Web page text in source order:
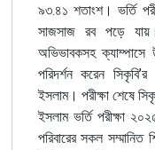
৯৩.৪১ শতাংশ। ভর্তি
সাজসাজ
রব পড়ে যায়।
অভিভাবকসহ ক্যাম্পাসে
পরিদর্শন করেন সিকৃবি’র
ইসলাম। পরীক্ষা শেষে
ইসলাম ভর্তি পরীক্ষা
পরিবারের সকল সম্মানিত